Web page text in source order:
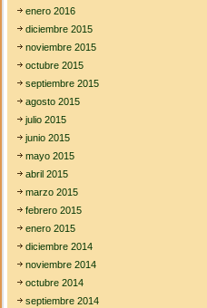
enero 2016
diciembre 2015
noviembre 2015
octubre 2015
septiembre 2015
agosto 2015
julio 2015
junio 2015
mayo 2015
abril 2015
marzo 2015
febrero 2015
enero 2015
diciembre 2014
noviembre 2014
octubre 2014
septiembre 2014